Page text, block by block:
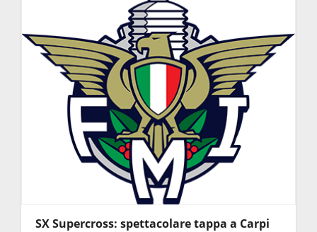
SX Supercross: spettacolare tappa a Carpi